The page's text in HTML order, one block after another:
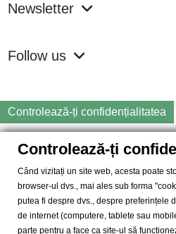
Newsletter
Follow us
Controlează-ți confidențialitatea
Copyright
2026
SAM DISTRIBUTION S.R.L.- Cod
Comertului: J40/10004/2002,
sector
Controlează-ți
Când vizitați un site web, acesta poate
browser-ul dvs., mai ales sub forma
putea fi despre dvs., despre preferințele
de internet (computere, tablete sau
parte pentru a face ca site-ul să